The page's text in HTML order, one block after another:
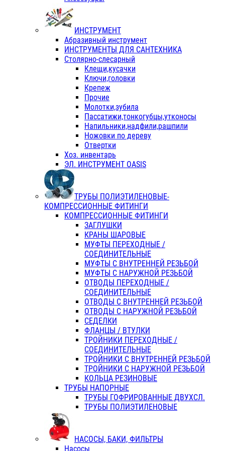
ИНСТРУМЕНТ
Абразивный инструмент
ИНСТРУМЕНТЫ ДЛЯ САНТЕХНИКА
Столярно-слесарный
Клещи,кусачки
Ключи,головки
Крепеж
Прочие
Молотки,зубила
Пассатижи,тонкогубцы,утконосы
Напильники,надфили,рашпили
Ножовки по дереву
Отвертки
Хоз. инвентарь
ЭЛ. ИНСТРУМЕНТ OASIS
ТРУБЫ ПОЛИЭТИЛЕНОВЫЕ-
КОМПРЕССИОННЫЕ ФИТИНГИ
КОМПРЕССИОННЫЕ ФИТИНГИ
ЗАГЛУШКИ
КРАНЫ ШАРОВЫЕ
МУФТЫ ПЕРЕХОДНЫЕ /
СОЕДИНИТЕЛЬНЫЕ
МУФТЫ С ВНУТРЕННЕЙ РЕЗЬБОЙ
МУФТЫ С НАРУЖНОЙ РЕЗЬБОЙ
ОТВОДЫ ПЕРЕХОДНЫЕ /
СОЕДИНИТЕЛЬНЫЕ
ОТВОДЫ С ВНУТРЕННЕЙ РЕЗЬБОЙ
ОТВОДЫ С НАРУЖНОЙ РЕЗЬБОЙ
СЕДЕЛКИ
ФЛАНЦЫ / ВТУЛКИ
ТРОЙНИКИ ПЕРЕХОДНЫЕ /
СОЕДИНИТЕЛЬНЫЕ
ТРОЙНИКИ С ВНУТРЕННЕЙ РЕЗЬБОЙ
ТРОЙНИКИ С НАРУЖНОЙ РЕЗЬБОЙ
КОЛЬЦА РЕЗИНОВЫЕ
ТРУБЫ НАПОРНЫЕ
ТРУБЫ ГОФРИРОВАННЫЕ ДВУХСЛ.
ТРУБЫ ПОЛИЭТИЛЕНОВЫЕ
НАСОСЫ, БАКИ, ФИЛЬТРЫ
Насосы